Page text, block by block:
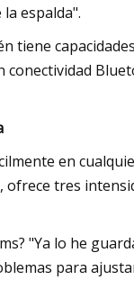
espalda".
tiene
en
tres
"Ya lo he
para